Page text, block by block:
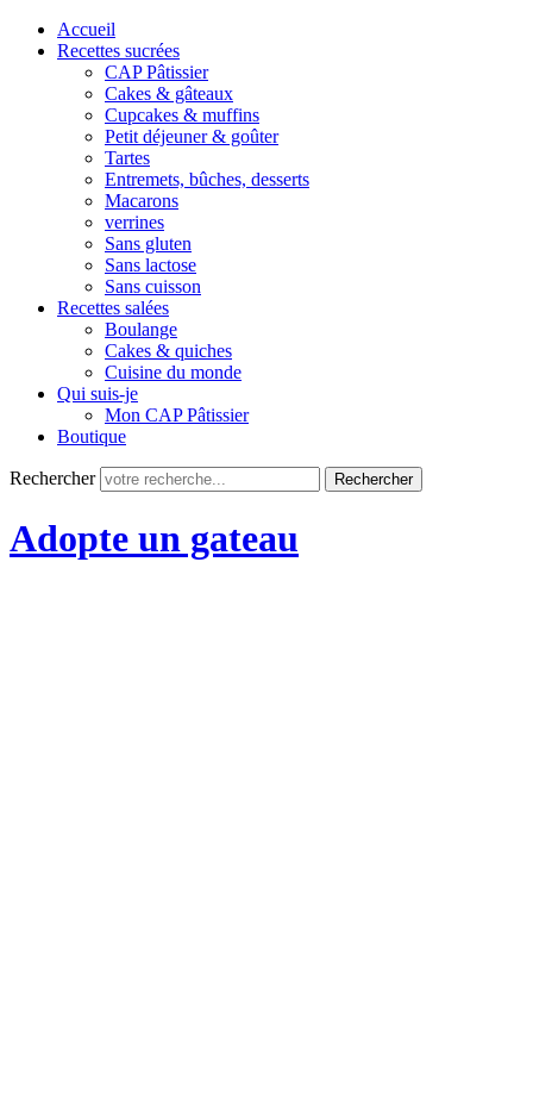
Accueil
Recettes sucrées
CAP Pâtissier
Cakes & gâteaux
Cupcakes & muffins
Petit déjeuner & goûter
Tartes
Entremets, bûches, desserts
Macarons
verrines
Sans gluten
Sans lactose
Sans cuisson
Recettes salées
Boulange
Cakes & quiches
Cuisine du monde
Qui suis-je
Mon CAP Pâtissier
Boutique
Rechercher
Adopte un gateau